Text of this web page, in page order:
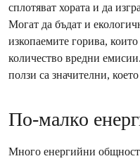
сплотяват хората и да
Могат да бъдат и
изкопаемите горива,
количество вредни
ползи са значителни,
По-малко
Много енергийни